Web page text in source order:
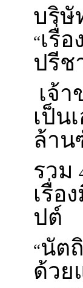
บริษั
“เรื่
ปรีช
เจ้
เป็น
ล้าน
รวม
เรื่อ
ปต์
“นัต
ด้วย